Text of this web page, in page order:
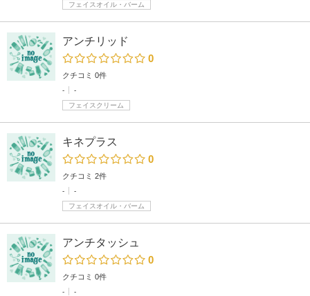
フェイスオイル・バーム
アンチリッド
0
クチコミ 0件
-
-
フェイスクリーム
キネプラス
0
クチコミ 2件
-
-
フェイスオイル・バーム
アンチタッシュ
0
クチコミ 0件
-
-